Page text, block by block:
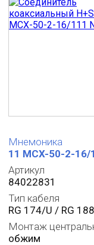
Мнемоника
11 MCX-50-2-16/
Артикул
84022831
Тип кабеля
RG 174/U / RG
Монтаж
обжим